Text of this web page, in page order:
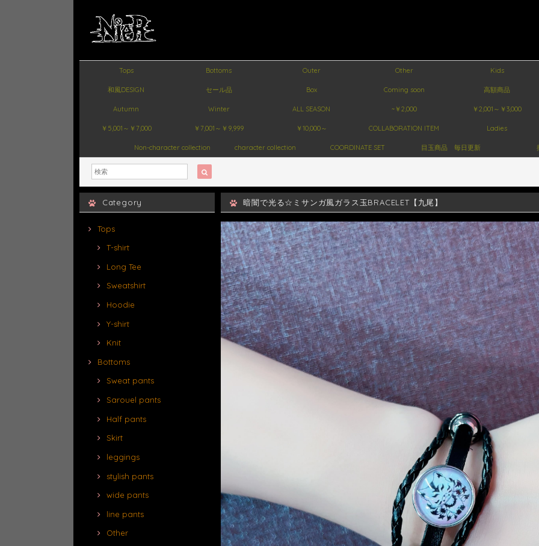
Tops Bottoms Outer Other Kids
和風DESIGN セール品 Box Coming soon 高額商品
Autumn Winter ALL SEASON ~￥2,000 ￥2,001～￥3,000
￥5,001～￥7,000 ￥7,001～￥9,999 ￥10,000～ COLLABORATION ITEM Ladies
Non-character collection character collection COORDINATE SET 目玉商品 毎日更新
Category
Tops
T-shirt
Long Tee
Sweatshirt
Hoodie
Y-shirt
Knit
Bottoms
Sweat pants
Sarouel pants
Half pants
Skirt
leggings
stylish pants
wide pants
line pants
Other
暗闇で光る☆ミサンガ風ガラス玉BRACELET【九尾】